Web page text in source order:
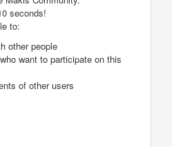
seconds!
to:
other people
want to participate on this
of other users